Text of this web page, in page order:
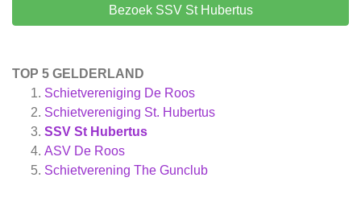
Bezoek SSV St Hubertus
TOP 5 GELDERLAND
Schietvereniging De Roos
Schietvereniging St. Hubertus
SSV St Hubertus
ASV De Roos
Schietverening The Gunclub